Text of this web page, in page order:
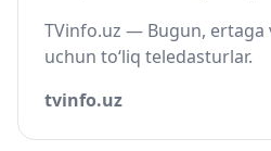
TVinfo.uz — Bugun, ertaga
uchun to‘liq teledasturlar.
tvinfo.uz